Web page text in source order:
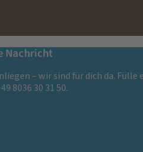
Nachricht
– wir sind für dich da.
8036 30 31 50.